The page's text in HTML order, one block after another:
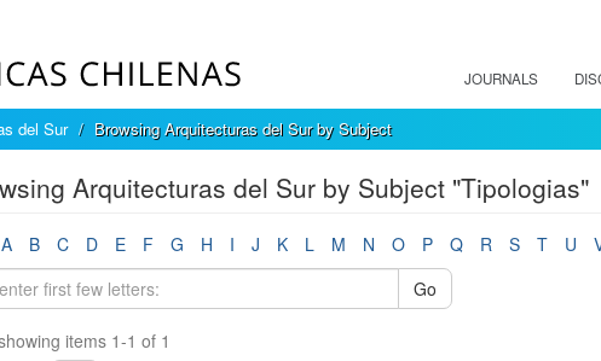
JOURNALS
del Sur Browsing Arquitecturas del Sur by Subject
Arquitecturas del Sur by Subject "Tipologias"
A B C D E F G H I J K L M N O P Q R S T U
Go
items 1-1 of 1